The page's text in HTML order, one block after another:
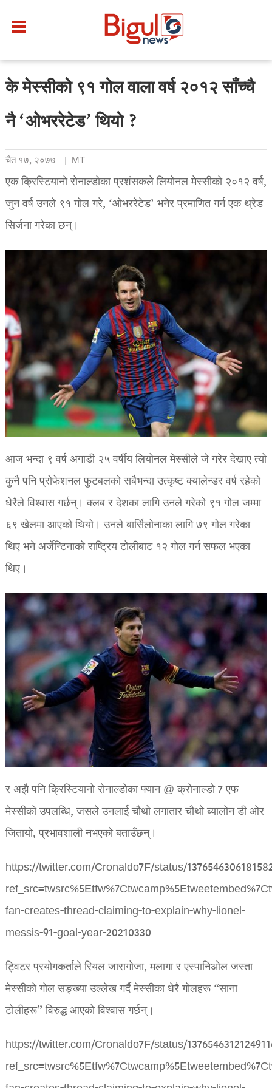
के मेस्सीको ९१ गोल वाला वर्ष २०१२ साँच्चै
नै ‘ओभररेटेड’ थियो ?
चैत १७, २०७७ MT
एक क्रिस्टियानो रोनाल्डोका प्रशंसकले लियोनल मेस्सीको २०१२ वर्ष,
जुन वर्ष उनले ९१ गोल गरे, ‘ओभररेटेड’ भनेर प्रमाणित गर्न एक थ्रेड
सिर्जना गरेका छन्।
आज भन्दा ९ वर्ष अगाडी २५ वर्षीय लियोनल मेस्सीले जे गरेर देखाए त्यो
कुनै पनि प्रोफेशनल फुटबलको सबैभन्दा उत्कृष्ट क्यालेन्डर वर्ष रहेको
धेरैले विश्वास गर्छन्। क्लब र देशका लागि उनले गरेको ९१ गोल जम्मा
६९ खेलमा आएको थियो। उनले बार्सिलोनाका लागि ७९ गोल गरेका
थिए भने अर्जेन्टिनाको राष्ट्रिय टोलीबाट १२ गोल गर्न सफल भएका
थिए।
र अझै पनि क्रिस्टियानो रोनाल्डोका फ्यान @ क्रोनाल्डो 7 एफ
मेस्सीको उपलब्धि, जसले उनलाई चौथो लगातार चौथो ब्यालोन डी ओर
जितायो, प्रभावशाली नभएको बताउँछन्।
https://twitter.com/Cronaldo7F/status/
fan-creates-thread-claiming-to-explain-why-lionel-
messis-91-goal-year-20210330
ट्विटर प्रयोगकर्ताले रियल जारागोजा, मलागा र एस्पानिओल जस्ता
मेस्सीको गोल सङ्ख्या उल्लेख गर्दै मेस्सीका धेरै गोलहरू “साना
टोलीहरू” विरुद्ध आएको विश्वास गर्छन्।
https://twitter.com/Cronaldo7F/status/